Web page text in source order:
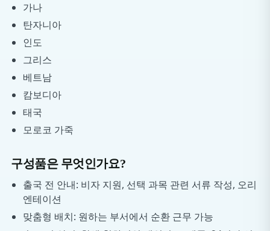
가나
탄자니아
인도
그리스
베트남
캄보디아
태국
모로코 가죽
구성품은 무엇인가요?
출국 전 안내: 비자 지원, 선택 과목 관련 서류 작성, 오리
엔테이션
맞춤형 배치: 원하는 부서에서 순환 근무 가능